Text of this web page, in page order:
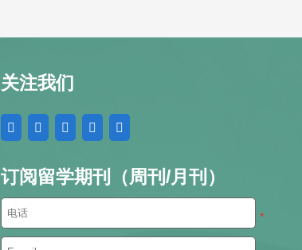
关注我们
订阅留学期刊（周刊/月刊）
*